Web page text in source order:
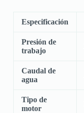
Especificación
Presión de
trabajo
Caudal de
agua
Tipo de
motor